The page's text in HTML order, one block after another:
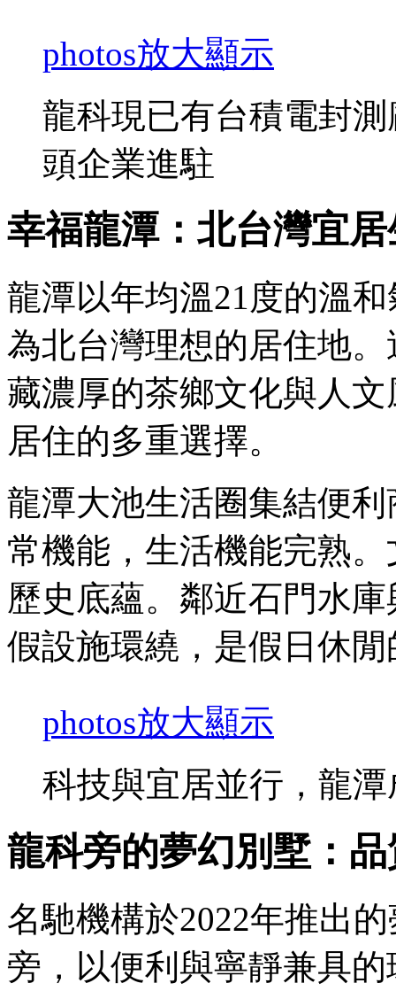
photos放大顯示
龍科現已有台積電封
頭企業進駐
幸福龍潭：北台灣宜
龍潭以年均溫21度的溫
為北台灣理想的居住地
藏濃厚的茶鄉文化與人
居住的多重選擇。
龍潭大池生活圈集結便
常機能，生活機能完熟
歷史底蘊。鄰近石門水
假設施環繞，是假日休
photos放大顯示
科技與宜居並行，龍
龍科旁的夢幻別墅：
名馳機構於2022年推出
旁，以便利與寧靜兼具